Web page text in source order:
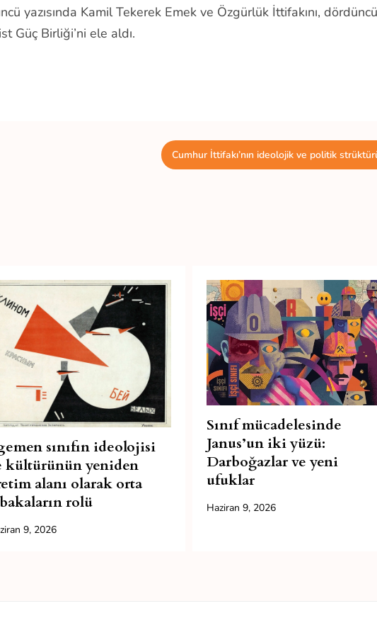
yazısında Kamil Tekerek Emek ve Özgürlük İttifakını, dördüncü
Güç Birliği’ni ele aldı.
Cumhur İttifakı’nın ideolojik ve politik
sınıfın ideolojisi
kültürünün yeniden
alanı olarak orta
rolü
9, 2026
Sınıf mücadelesinde
Janus’un iki yüzü:
Darboğazlar ve yeni
ufuklar
Haziran 9, 2026